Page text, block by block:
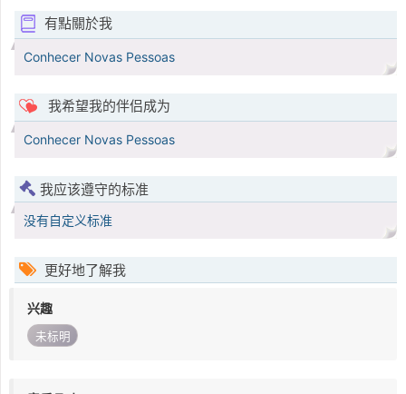
有點關於我
Conhecer Novas Pessoas
我希望我的伴侣成为
Conhecer Novas Pessoas
我应该遵守的标准
没有自定义标准
更好地了解我
兴趣
未标明